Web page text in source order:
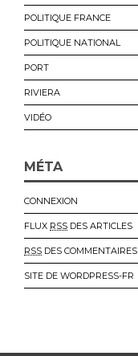
POLITIQUE FRANCE
POLITIQUE NATIONAL
PORT
RIVIERA
VIDÉO
MÉTA
CONNEXION
FLUX RSS DES ARTICLES
RSS DES COMMENTAIRES
SITE DE WORDPRESS-FR